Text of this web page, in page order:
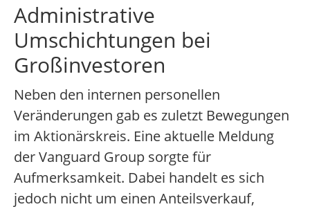
Administrative
Umschichtungen bei
Großinvestoren
Neben den internen personellen
Veränderungen gab es zuletzt Bewegungen
im Aktionärskreis. Eine aktuelle Meldung
der Vanguard Group sorgte für
Aufmerksamkeit. Dabei handelt es sich
jedoch nicht um einen Anteilsverkauf,